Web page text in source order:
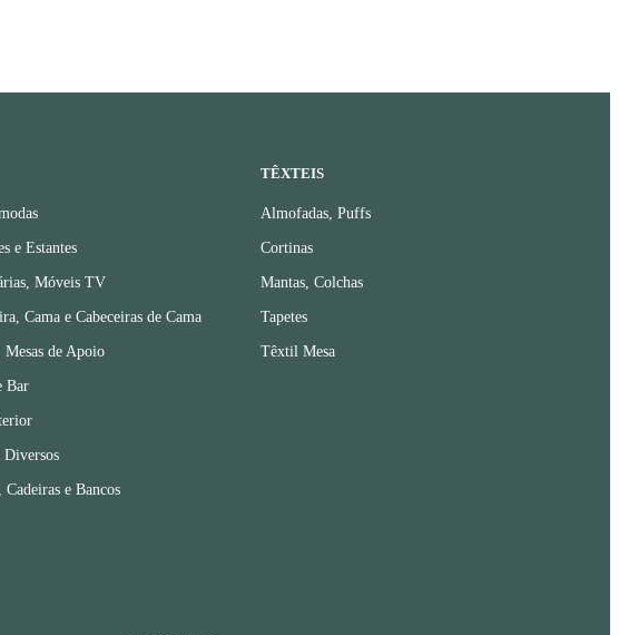
e Estantes
Móveis TV
Cama e Cabeceiras de Cama
Mesas de Apoio
Bar
Cadeiras e Bancos
TÊXTEIS
Almofadas, Puffs
Cortinas
Mantas, Colchas
Tapetes
Têxtil Mesa